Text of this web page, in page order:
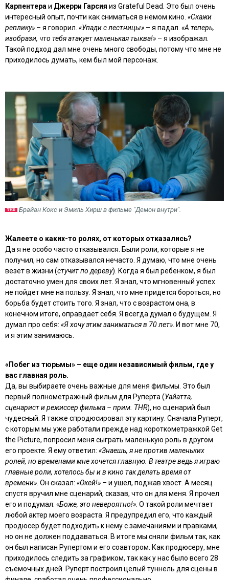
Карпентера и Джерри Гарсия из Grateful Dead. Это был очень
интересный опыт, почти как сниматься в немом кино. «Скажи
реплику» – я говорил. «Упади с лестницы» – я падал. «А теперь,
изобрази, что тебя атакует маленькая тыква!» – я изображал.
Такой подход дал мне очень много свободы, потому что мне не
приходилось думать, кем был мой персонаж.
Брайан Кокс и Эмиль Хирш в фильме "Демон внутри".
Жалеете о каких-то ролях, от которых отказались?
Да я не особо часто отказывался. Были роли, которые я не
получил, но сам отказывался нечасто. Я думаю, что мне очень
везет в жизни (стучит по дереву). Когда я был ребенком, я был
достаточно умен для своих лет. Я знал, что мгновенный успех
не пойдет мне на пользу. Я знал, что мне придется бороться, но
борьба будет стоить того. Я знал, что с возрастом она, в
конечном итоге, оправдает себя. Я всегда думал о будущем. Я
думал про себя: «Я хочу этим заниматься в 70 лет» . И вот мне 70,
и я этим занимаюсь.
«Побег из тюрьмы» – еще один независимый фильм, где у
вас главная роль.
Да, вы выбираете очень важные для меня фильмы. Это был
первый полнометражный фильм для Руперта (Уайатта,
сценарист и режиссер фильма – прим. THR), но сценарий был
чудесный. Я также спродюсировал эту картину. Сначала Руперт,
с которым мы уже работали прежде над короткометражкой Get
the Picture, попросил меня сыграть маленькую роль в другом
его проекте. Я ему ответил: «Знаешь, я не против маленьких
ролей, но временами мне хочется главную. В театре ведь я играю
главные роли, хотелось бы и в кино так делать время от
времени» . Он сказал: «Окей!» – и ушел, поджав хвост. А месяц
спустя вручил мне сценарий, сказав, что он для меня. Я прочел
его и подумал: «Боже, это невероятно!» . О такой роли мечтает
любой актер моего возраста. Я предупредил его, что каждый
продюсер будет подходить к нему с замечаниями и правками,
но он не должен поддаваться. В итоге мы сняли фильм так, как
он был написан Рупертом и его соавтором. Как продюсеру, мне
приходилось следить за графиком, так как у нас было всего 28
съемочных дней. Руперт построил целый туннель для сцены в